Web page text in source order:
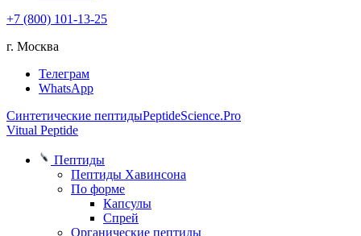
+7 (800) 101-13-25
г. Москва
Телеграм
WhatsApp
Синтетические пептидыPeptideScience.Pro
Vitual Peptide
Пептиды
Пептиды Хавинсона
По форме
Капсулы
Спрей
Органические пептиды